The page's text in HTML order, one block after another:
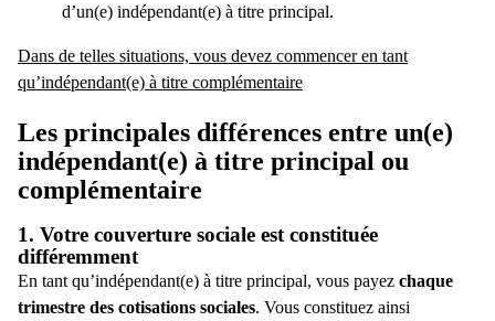
d’un(e) indépendant(e) à titre principal.
Dans de telles situations, vous devez commencer en tant
qu’indépendant(e) à titre complémentaire
Les principales différences entre un(e)
indépendant(e) à titre principal ou
complémentaire
1. Votre couverture sociale est constituée
différemment
En tant qu’indépendant(e) à titre principal, vous payez chaque
trimestre des cotisations sociales. Vous constituez ainsi